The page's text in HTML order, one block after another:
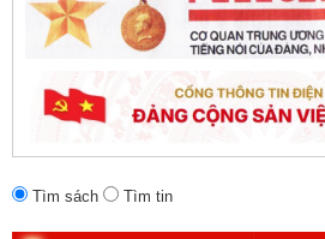
Daugherty (Đồng tác giả).
Tìm sách Tìm tin